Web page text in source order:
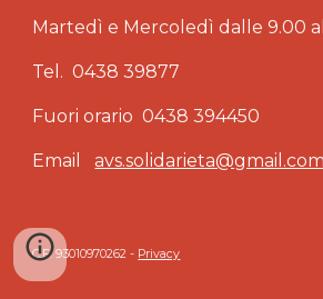
Martedì e Mercoledì dalle 9.00
Tel. 0438 39877
Fuori orario 0438 394450
Emailavs.solidarieta@gmail.com
C.F. 93010970262 - Privacy